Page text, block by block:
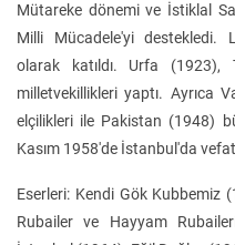
Mütareke dönemi ve İstiklal
Milli Mücadele'yi destekledi.
olarak katıldı. Urfa (1923),
milletvekillikleri yaptı. Ayrıca
elçilikleri ile Pakistan (1948)
Kasım 1958'de İstanbul'da
Eserleri: Kendi Gök Kubbemiz
Rubailer ve Hayyam